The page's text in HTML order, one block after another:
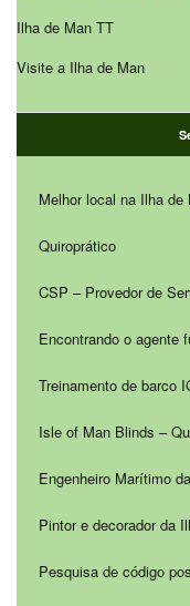
Ilha de Man TT
Visite a Ilha de Man
Melhor local na Ilha de
Quiroprático
CSP – Provedor de
Encontrando o agente
Treinamento de barco
Isle of Man Blinds –
Engenheiro Marítimo
Pintor e decorador da
Pesquisa de código